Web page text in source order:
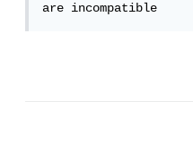
are incompatible